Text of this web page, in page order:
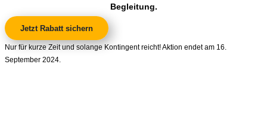
Begleitung.
Jetzt Rabatt sichern
Nur für kurze Zeit und solange Kontingent reicht! Aktion endet am 16.
September 2024.